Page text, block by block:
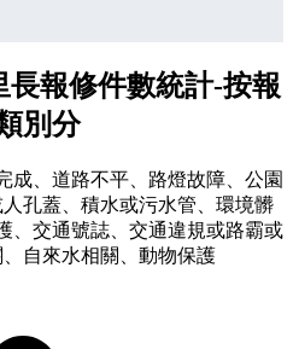
長報修件數統計-按報
別分
成、道路不平、路燈故障、公園
孔蓋、積水或污水管、環境髒
、交通號誌、交通違規或路霸或
自來水相關、動物保護